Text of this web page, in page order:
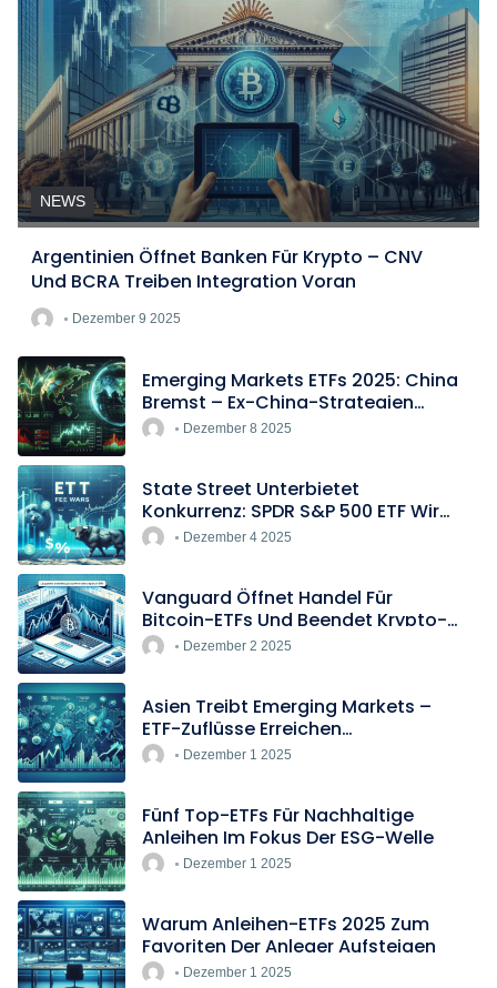
NEWS
Argentinien Öffnet Banken Für Krypto – CNV
Und BCRA Treiben Integration Voran
Dezember 9 2025
Emerging Markets ETFs 2025: China
Bremst – Ex-China-Strategien
BoomenDezember 8 2025
State Street Unterbietet
Konkurrenz: SPDR S&P 500 ETF Wird
Europas Günstigster Indextracker
Dezember 4 2025
Vanguard Öffnet Handel Für
Bitcoin-ETFs Und Beendet Krypto-
BlockadeDezember 2 2025
Asien Treibt Emerging Markets –
ETF-Zuflüsse Erreichen
Rekordtempo
Dezember 1 2025
Fünf Top-ETFs Für Nachhaltige
Anleihen Im Fokus Der ESG-Welle
Dezember 1 2025
Warum Anleihen-ETFs 2025 Zum
Favoriten Der Anleger Aufsteigen
Dezember 1 2025